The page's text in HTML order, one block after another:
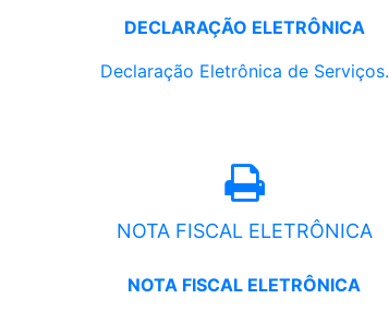
DECLARAÇÃO ELETRÔNICA
Declaração Eletrônica de Serviços.
NOTA FISCAL ELETRÔNICA
NOTA FISCAL ELETRÔNICA